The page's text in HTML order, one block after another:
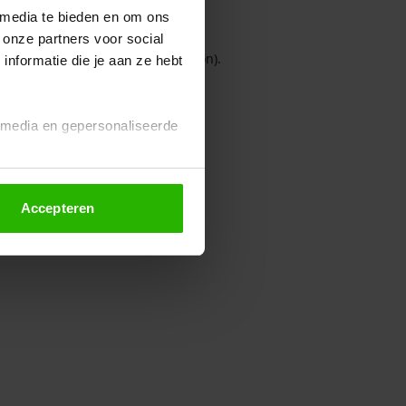
te bieden en om ons
partners voor social
die je aan ze hebt
en gepersonaliseerde
altijd wijzigen of
Accepteren
console for more information).